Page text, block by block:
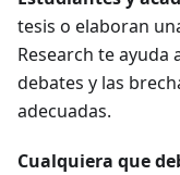
tesis o elaboran
Research te ayuda
debates y las
adecuadas.
Cualquiera que